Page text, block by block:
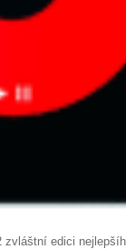
edici